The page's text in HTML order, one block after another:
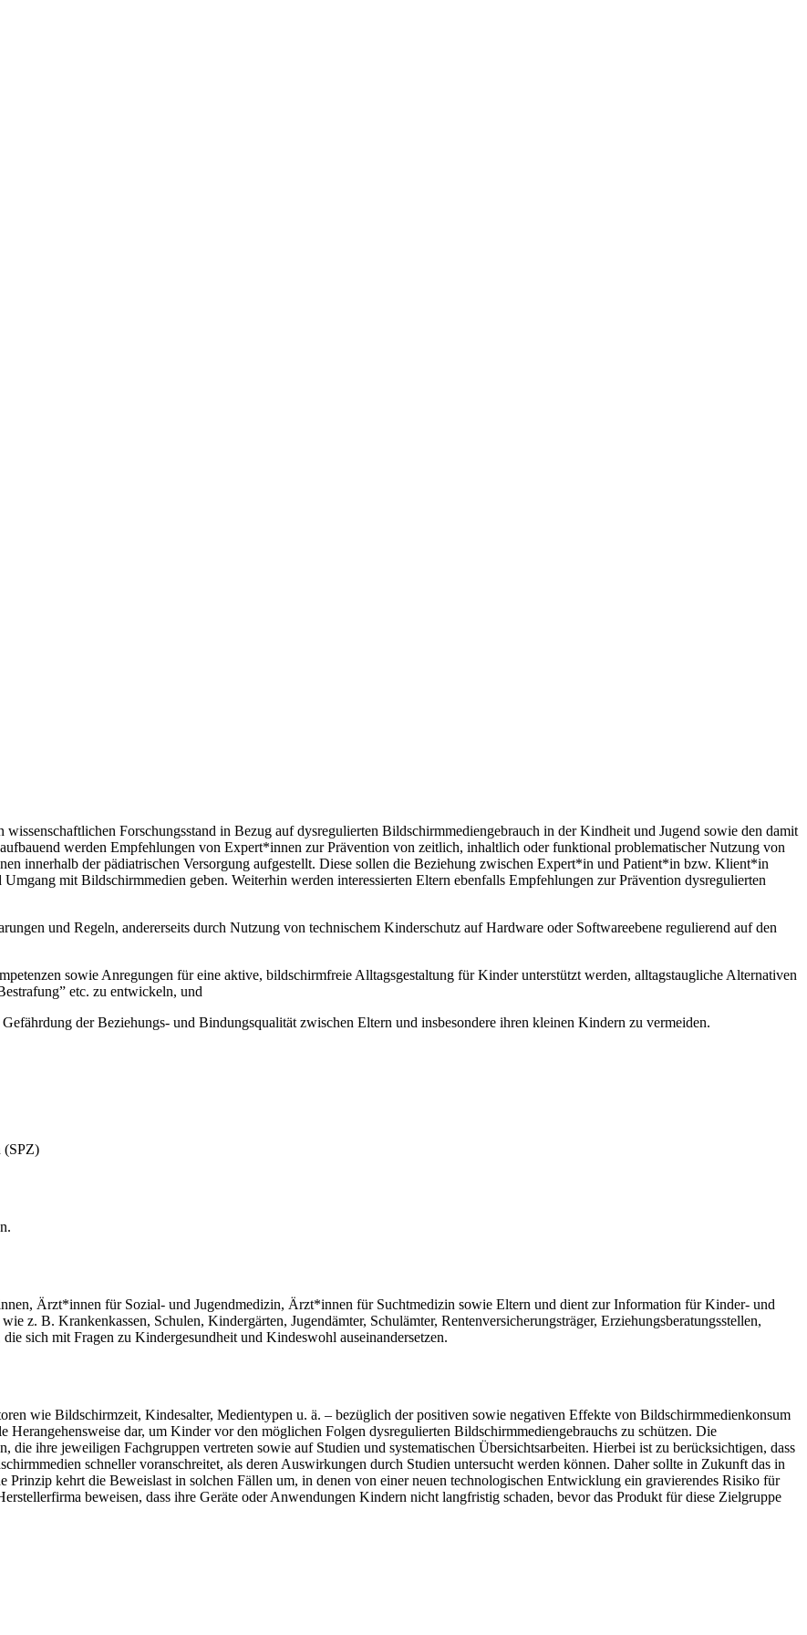
Forschungsstand in Bezug auf dysregulierten Bildschirmmediengebrauch in der Kindheit und Jugend sowie den damit
werden Empfehlungen von Expert*innen zur Prävention von zeitlich, inhaltlich oder funktional problematischer Nutzung von
innerhalb der pädiatrischen Versorgung aufgestellt. Diese sollen die Beziehung zwischen Expert*in und Patient*in bzw. Klient*in
mit Bildschirmmedien geben. Weiterhin werden interessierten Eltern ebenfalls Empfehlungen zur Prävention dysregulierten
und Regeln, andererseits durch Nutzung von technischem Kinderschutz auf Hardware oder Softwareebene regulierend auf den
sowie Anregungen für eine aktive, bildschirmfreie Alltagsgestaltung für Kinder unterstützt werden, alltagstaugliche Alternativen
etc. zu entwickeln, und
der Beziehungs- und Bindungsqualität zwischen Eltern und insbesondere ihren kleinen Kindern zu vermeiden.
(SPZ)
Ärzt*innen für Sozial- und Jugendmedizin, Ärzt*innen für Suchtmedizin sowie Eltern und dient zur Information für Kinder- und
z. B. Krankenkassen, Schulen, Kindergärten, Jugendämter, Schulämter, Rentenversicherungsträger, Erziehungsberatungsstellen,
sich mit Fragen zu Kindergesundheit und Kindeswohl auseinandersetzen.
wie Bildschirmzeit, Kindesalter, Medientypen u. ä. – bezüglich der positiven sowie negativen Effekte von Bildschirmmedienkonsum
dar, um Kinder vor den möglichen Folgen dysregulierten Bildschirmmediengebrauchs zu schützen. Die
ihre jeweiligen Fachgruppen vertreten sowie auf Studien und systematischen Übersichtsarbeiten. Hierbei ist zu berücksichtigen, dass
schneller voranschreitet, als deren Auswirkungen durch Studien untersucht werden können. Daher sollte in Zukunft das in
Prinzip kehrt die Beweislast in solchen Fällen um, in denen von einer neuen technologischen Entwicklung ein gravierendes Risiko für
beweisen, dass ihre Geräte oder Anwendungen Kindern nicht langfristig schaden, bevor das Produkt für diese Zielgruppe